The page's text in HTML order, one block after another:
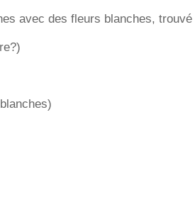
avec des fleurs blanches, trouvé